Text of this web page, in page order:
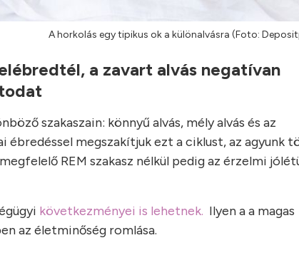
A horkolás egy tipikus ok a különalvásra (Foto:
a zavart alvás negatívan
szakaszain: könnyű alvás, mély alvás és az
ébredéssel megszakítjuk ezt a ciklust, az agyunk
REM szakasz nélkül pedig az érzelmi
következményei is lehetnek. Ilyen a a magas
az életminőség romlása.